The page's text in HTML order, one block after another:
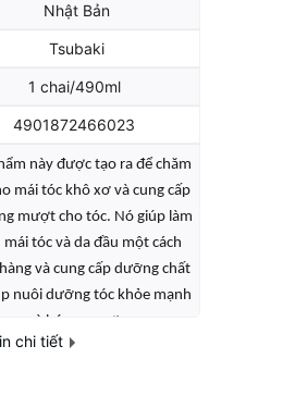
Nhật Bản
Tsubaki
1 chai/490ml
4901872466023
này được tạo ra để chăm
mái tóc khô xơ và cung cấp
mượt cho tóc. Nó giúp làm
mái tóc và da đầu một cách
và cung cấp dưỡng chất
nuôi dưỡng tóc khỏe mạnh
và bóng mượt.
chi tiết